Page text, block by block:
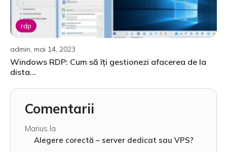
rdp
admin, mai 14, 2023
Windows RDP: Cum să îți gestionezi afacerea de la
dista...
Comentarii
Marius la
Alegere corectă – server dedicat sau VPS?